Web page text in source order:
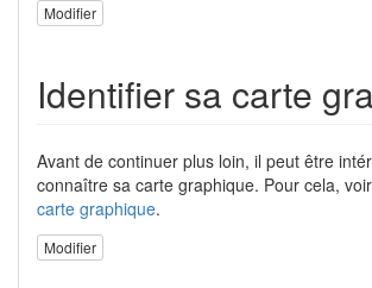
Modifier
Identifier sa carte
Avant de continuer plus loin, il peut être
connaître sa carte graphique. Pour cela, voir
carte graphique.
Modifier